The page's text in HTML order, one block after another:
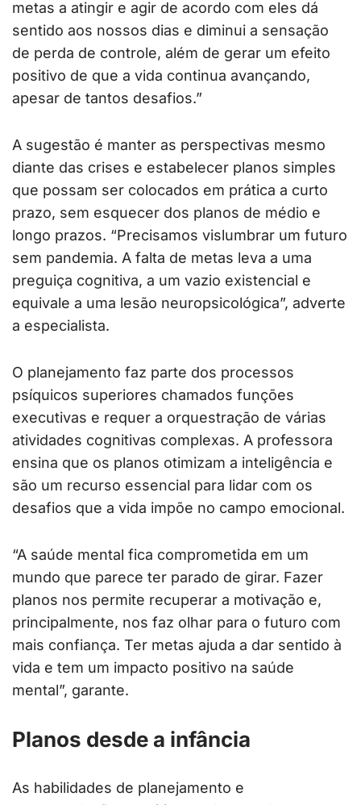
metas a atingir e agir de acordo com eles dá
sentido aos nossos dias e diminui a sensação
de perda de controle, além de gerar um efeito
positivo de que a vida continua avançando,
apesar de tantos desafios.”
A sugestão é manter as perspectivas mesmo
diante das crises e estabelecer planos simples
que possam ser colocados em prática a curto
prazo, sem esquecer dos planos de médio e
longo prazos. “Precisamos vislumbrar um futuro
sem pandemia. A falta de metas leva a uma
preguiça cognitiva, a um vazio existencial e
equivale a uma lesão neuropsicológica”, adverte
a especialista.
O planejamento faz parte dos processos
psíquicos superiores chamados funções
executivas e requer a orquestração de várias
atividades cognitivas complexas. A professora
ensina que os planos otimizam a inteligência e
são um recurso essencial para lidar com os
desafios que a vida impõe no campo emocional.
“A saúde mental fica comprometida em um
mundo que parece ter parado de girar. Fazer
planos nos permite recuperar a motivação e,
principalmente, nos faz olhar para o futuro com
mais confiança. Ter metas ajuda a dar sentido à
vida e tem um impacto positivo na saúde
mental”, garante.
Planos desde a infância
As habilidades de planejamento e